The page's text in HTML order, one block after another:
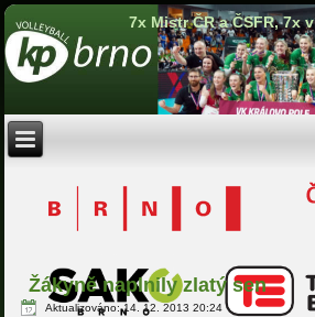
7x Mistr ČR a ČSFR, 7x
Žákyně naplnily zlatý sen
Aktualizováno: 14. 12. 2013 20:24